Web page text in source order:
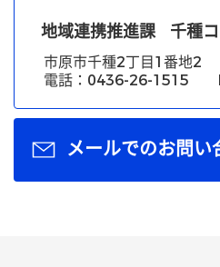
地域連携推進課 千種
市原市千種2丁目1番地2
電話：0436-26-1515
メールでのお問い